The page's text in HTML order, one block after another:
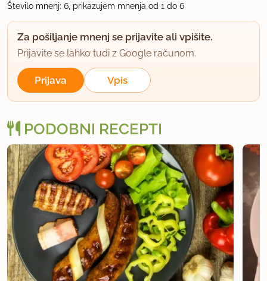
jeger, mortadela.... ???
uporabno
teta torta
21.1.2013 ob 9:38
Kolikor se spoznam na obnašanje klobasic v ponvi,
gre verjetno za hrenovke. Če jih narežeš in na
koncih križno zarežeš, ob pečenju nastanejo
nekakšni "cvetovi" ali "kronice".
uporabno
matjaž
član od 2002 1059 sporočil
Število mnenj: 6, prikazujem mnenja od 1 do 6
Za pošiljanje mnenj se prijavite ali vpišite.
Prijavite se lahko tudi z Google računom.
Prijava Vpis
PODOBNI RECEPTI